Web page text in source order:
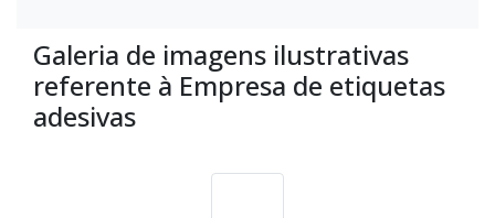
Galeria de imagens ilustrativas
referente à Empresa de etiquetas
adesivas